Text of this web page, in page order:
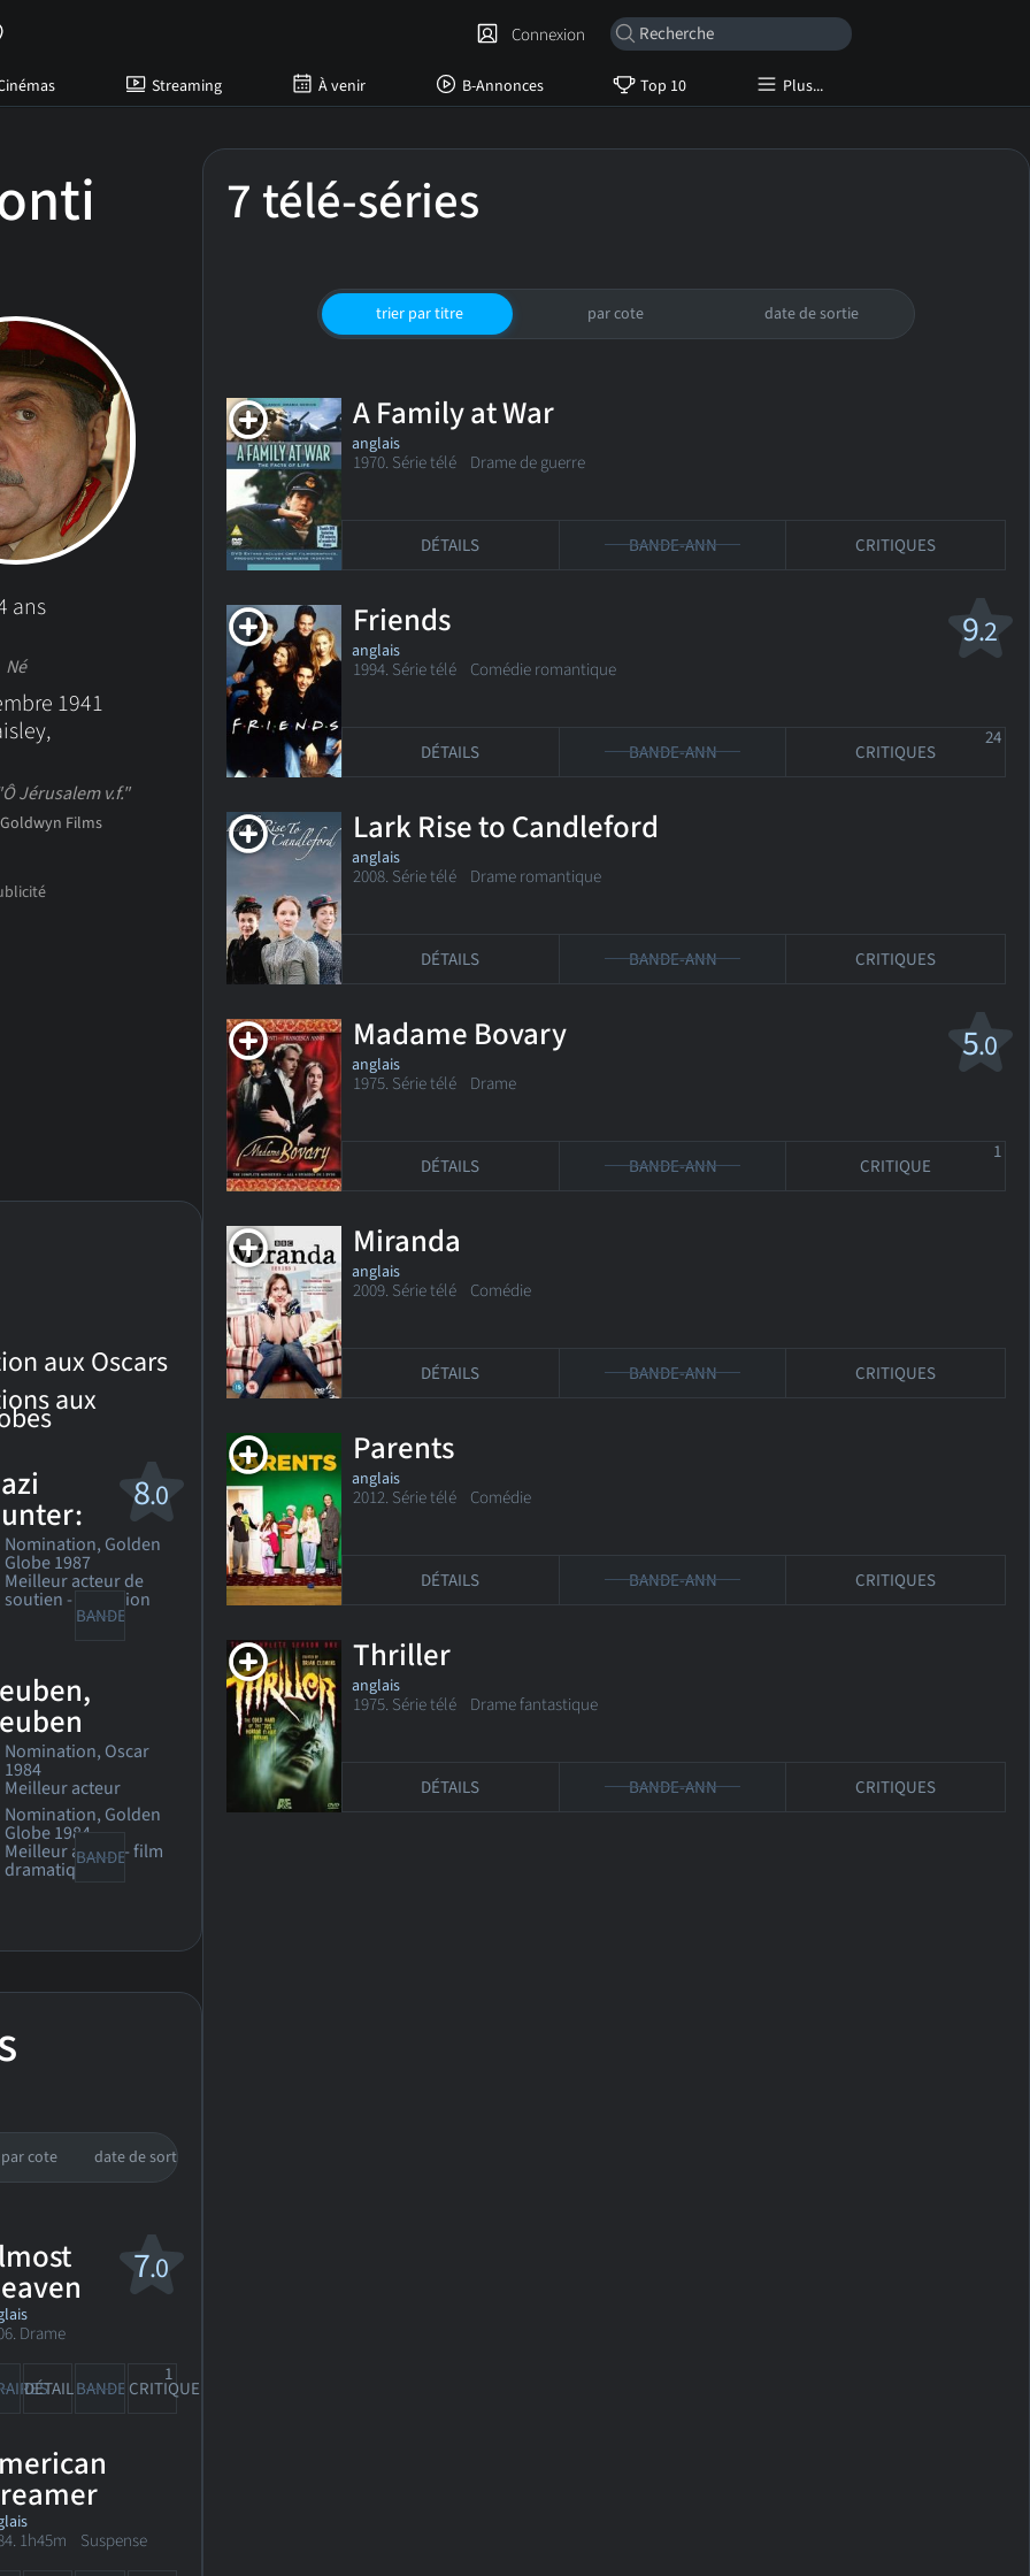
Streaming À venir B-Annonces Top 10 Plus...
Connexion
ans
Né
1941
Jérusalem v.f."
Films
aux Oscars
aux
8.0
Beate
Story
Nomination, Golden
Globe 1987
Meilleur acteur de
soutien - télévision
BANDE-ANN
Nomination, Oscar
1984
Meilleur acteur
Nomination, Golden
Globe 1984
Meilleur acteur - film
dramatiqueBANDE-ANN
par cote date de sortie
7.0
Drame
DÉTAILSBANDE-ANNCRITIQUE
1
1h45m Suspense
7 télé-séries
trier par titre par cote date de sortie
A Family at War
anglais
1970. Série téléDrame de guerre
DÉTAILS BANDE-ANN CRITIQUES
9.2
Friends
anglais
1994. Série télé Comédie romantique
DÉTAILS BANDE-ANN CRITIQUES
24
Lark Rise to Candleford
anglais
2008. Série télé Drame romantique
DÉTAILS BANDE-ANN CRITIQUES
5.0
Madame Bovary
anglais
1975. Série télé Drame
DÉTAILS BANDE-ANN CRITIQUE
1
Miranda
anglais
2009. Série téléComédie
DÉTAILS BANDE-ANN CRITIQUES
Parents
anglais
2012. Série téléComédie
DÉTAILS BANDE-ANN CRITIQUES
Thriller
anglais
1975. Série téléDrame fantastique
DÉTAILS BANDE-ANN CRITIQUES